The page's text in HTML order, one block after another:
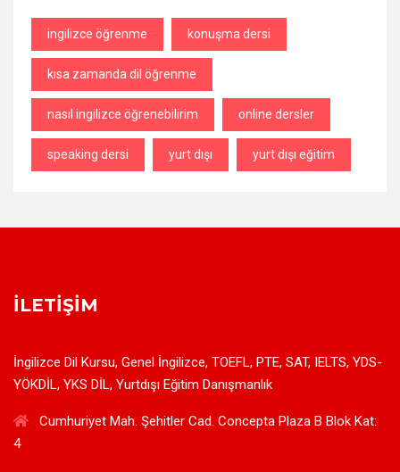
ingilizce öğrenme konuşma dersi
kısa zamanda dil öğrenme
nasıl ingilizce öğrenebilirim online dersler
speaking dersi yurt dışı yurt dışı eğitim
İLETIŞIM
İngilizce Dil Kursu, Genel İngilizce, TOEFL, PTE, SAT, IELTS, YDS-
YÖKDİL, YKS DİL, Yurtdışı Eğitim Danışmanlık
Cumhuriyet Mah. Şehitler Cad. Concepta Plaza B Blok Kat:
4